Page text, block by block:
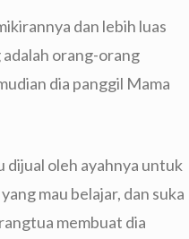
dan lebih luas
orang-orang
dia panggil Mama
dijual oleh ayahnya untuk
mau belajar, dan suka
membuat dia